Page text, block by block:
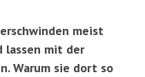
meist
lassen mit der
Warum sie dort so